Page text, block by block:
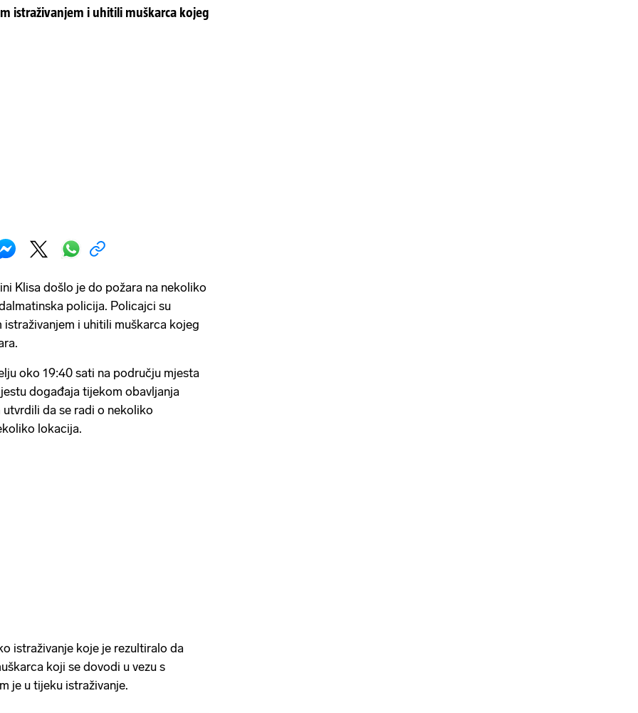
istraživanjem i uhitili muškarca kojeg
Klisa došlo je do požara na nekoliko
policija. Policajci su
i uhitili muškarca kojeg
oko 19:40 sati na području mjesta
događaja tijekom obavljanja
da se radi o nekoliko
lokacija.
istraživanje koje je rezultiralo da
koji se dovodi u vezu s
je u tijeku istraživanje.